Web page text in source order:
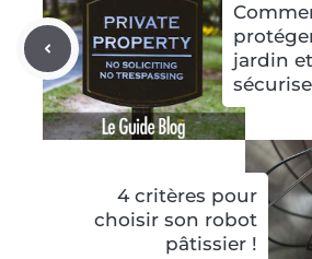
jardin et
4 critères pour
choisir son robot
pâtissier !